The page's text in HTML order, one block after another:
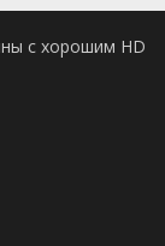
с хорошим HD